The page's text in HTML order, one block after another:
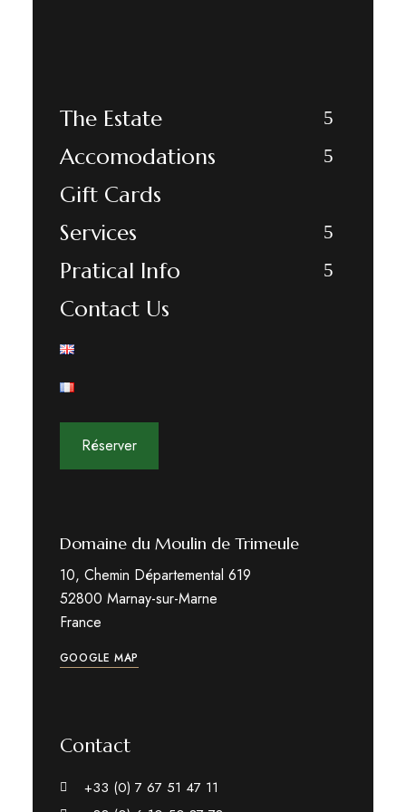
The Estate
Accomodations
Gift Cards
Services
Pratical Info
Contact Us
Réserver
Domaine du Moulin de Trimeule
10, Chemin Départemental 619
52800 Marnay-sur-Marne
France
GOOGLE MAP
Contact
+33 (0) 7 67 51 47 11